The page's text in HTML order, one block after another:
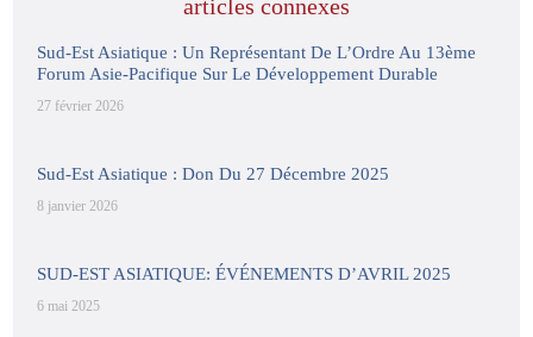
articles connexes
Sud-Est Asiatique : Un Représentant De L’Ordre Au 13ème
Forum Asie-Pacifique Sur Le Développement Durable
27 février 2026
Sud-Est Asiatique : Don Du 27 Décembre 2025
8 janvier 2026
SUD-EST ASIATIQUE: ÉVÉNEMENTS D’AVRIL 2025
6 mai 2025